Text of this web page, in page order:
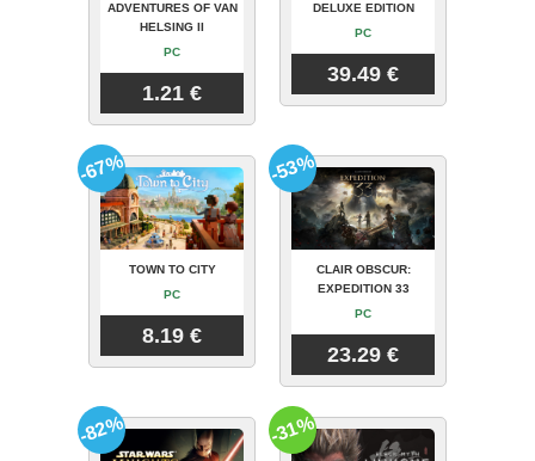
ADVENTURES OF VAN
HELSING II
PC
1.21 €
DELUXE EDITION
PC
39.49 €
TOWN TO CITY
PC
8.19 €
-67%
CLAIR OBSCUR:
EXPEDITION 33
PC
23.29 €
-53%
-82% -31%